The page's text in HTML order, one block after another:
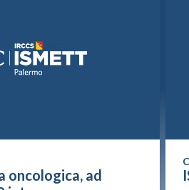
oncologica, ad